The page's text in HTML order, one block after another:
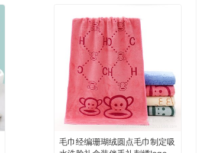
毛巾经编珊瑚绒圆点毛巾制定吸